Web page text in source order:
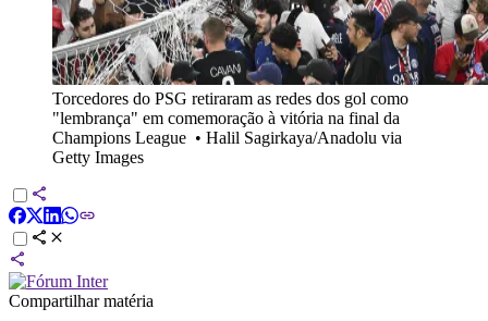
Torcedores do PSG retiraram as redes dos gol como
"lembrança" em comemoração à vitória na final da
Champions League • Halil Sagirkaya/Anadolu via
Getty Images
Compartilhar matéria